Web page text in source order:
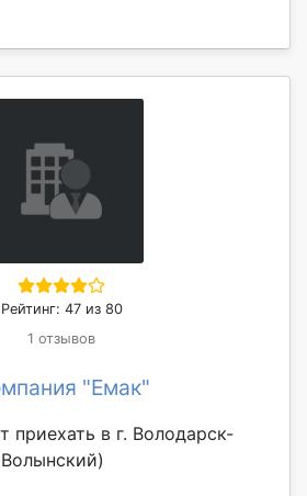
Рейтинг: 47 из 80
1 отзывов
"Емак"
приехать в г. Володарск-
Волынский)